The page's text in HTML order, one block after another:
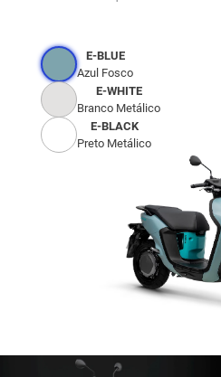
E-BLUE
Azul Fosco
E-WHITE
Branco Metálico
E-BLACK
Preto Metálico